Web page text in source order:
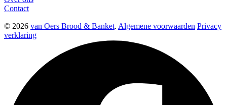
Contact
© 2026 van Oers Brood & Banket. Algemene voorwaarden Privacy
verklaring